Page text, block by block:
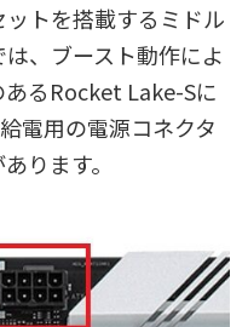
トを搭載するミドル
、ブースト動作によ
るRocket Lake-Sに
電用の電源コネクタ
ります。